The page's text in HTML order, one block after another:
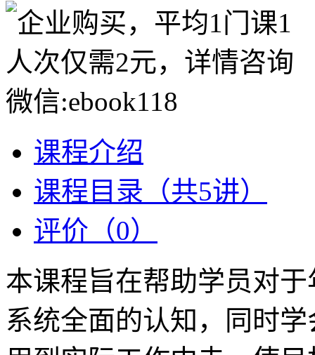
课程介绍
课程目录（共5讲）
评价（0）
本课程旨在帮助学员对
系统全面的认知，同时